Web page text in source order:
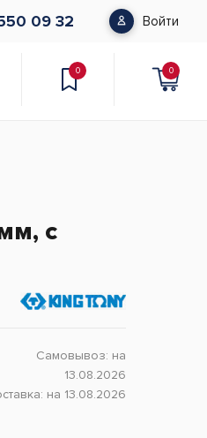
09 32 Войти
0 0
с
Самовывоз: на
13.08.2026
на 13.08.2026